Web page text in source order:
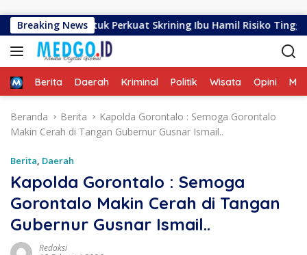
Breaking News
untuk Perkuat Skrining Ibu Hamil Risiko Tinggi
HomeBerita Daerah Kriminal Politik Wisata Opini
Beranda Berita
Kapolda Gorontalo : Semoga Gorontalo
Makin Cerah di Tangan Gubernur Gusnar Ismail..
Berita, Daerah
Kapolda Gorontalo : Semoga
Gorontalo Makin Cerah di Tangan
Gubernur Gusnar Ismail..
Redaksi